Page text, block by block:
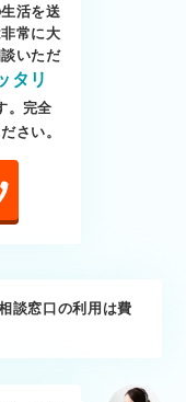
活を送
常に大
いただ
タリ
。完全
さい。
談窓口の利用は費